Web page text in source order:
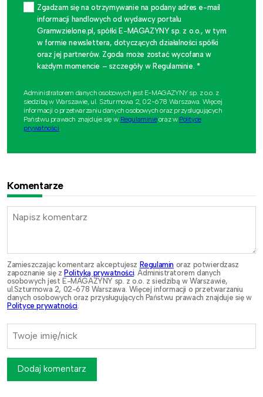
Zgadzam się na otrzymywanie na podany adres e-mail
informacji handlowych od wydawcy portalu
Gramwzielone.pl, spółki E-MAGAZYNY sp. z o.o., w tym
w formie newslettera, dotyczących działalności spółki
oraz jej partnerów. Zgoda może zostać wycofana w
każdym momencie – szczegóły w Regulaminie. *
Administratorem danych osobowych jest E-MAGAZYNY sp. z o.o. z
siedzibą w Warszawie, ul. Szturmowa 2, 02-678 Warszawa. Więcej
informacji o przetwarzaniu danych osobowych oraz przysługujących
Państwu prawach znajduje się w Regulaminieoraz w Polityce
prywatności.
Komentarze
Zamieszczając komentarz akceptujesz Regulamin oraz potwierdzasz
zapoznanie się z Polityką prywatności. Administratorem danych
osobowych jest E-MAGAZYNY sp. z o.o. z siedzibą w Warszawie,
ul.Szturmowa 2, 02-678 Warszawa. Więcej informacji o przetwarzaniu
danych osobowych oraz przysługujących Państwu prawach znajduje się w
Polityce prywatności.
Dodaj komentarz